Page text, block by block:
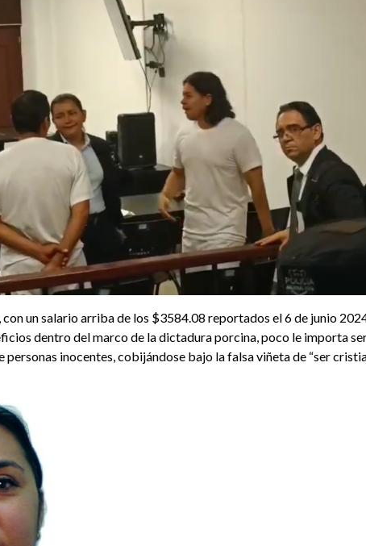
un salario arriba de los $3584.08 reportados el 6 de junio
dentro del marco de la dictadura porcina, poco le importa
personas inocentes, cobijándose bajo la falsa viñeta de “ser